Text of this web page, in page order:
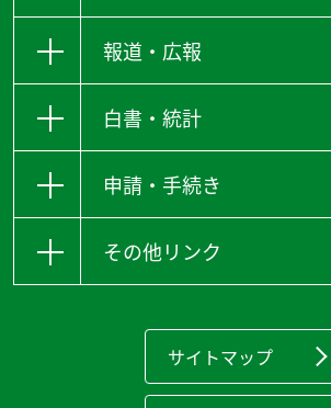
報道・広報
白書・統計
申請・手続き
その他リンク
サイトマップ